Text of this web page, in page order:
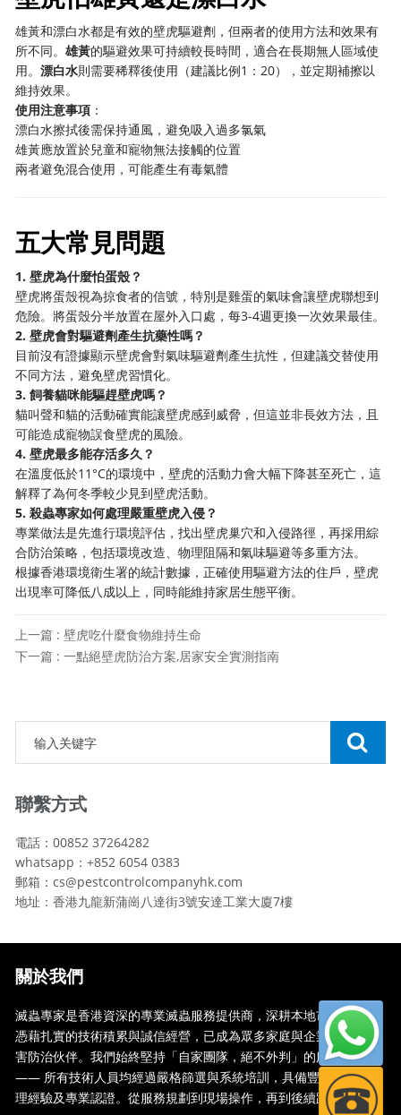
雄黃和漂白水都是有效的壁虎驅避劑，但兩者的使用方法和效果有
所不同。雄黃的驅避效果可持續較長時間，適合在長期無人區域使
用。漂白水則需要稀釋後使用（建議比例1：20），並定期補擦以
維持效果。
使用注意事項 ：
漂白水擦拭後需保持通風，避免吸入過多氯氣
雄黃應放置於兒童和寵物無法接觸的位置
兩者避免混合使用，可能產生有毒氣體
五大常見問題
1. 壁虎為什麼怕蛋殼？
壁虎將蛋殼視為掠食者的信號，特別是雞蛋的氣味會讓壁虎聯想到
危險。將蛋殼分半放置在屋外入口處，每3-4週更換一次效果最佳。
2. 壁虎會對驅避劑產生抗藥性嗎？
目前沒有證據顯示壁虎會對氣味驅避劑產生抗性，但建議交替使用
不同方法，避免壁虎習慣化。
3. 飼養貓咪能驅趕壁虎嗎？
貓叫聲和貓的活動確實能讓壁虎感到威脅，但這並非長效方法，且
可能造成寵物誤食壁虎的風險。
4. 壁虎最多能存活多久？
在溫度低於11°C的環境中，壁虎的活動力會大幅下降甚至死亡，這
解釋了為何冬季較少見到壁虎活動。
5. 殺蟲專家如何處理嚴重壁虎入侵？
專業做法是先進行環境評估，找出壁虎巢穴和入侵路徑，再採用綜
合防治策略，包括環境改造、物理阻隔和氣味驅避等多重方法。
根據香港環境衛生署的統計數據，正確使用驅避方法的住戶，壁虎
出現率可降低八成以上，同時能維持家居生態平衡。
上一篇 : 壁虎吃什麼食物維持生命
下一篇 : 一點絕壁虎防治方案,居家安全實測指南
聯繫方式
電話：00852 37264282
whatsapp：+852 6054 0383
郵箱：cs@pestcontrolcompanyhk.com
地址：香港九龍新蒲崗八達街3號安達工業大廈7樓
關於我們
滅蟲專家是香港資深的專業滅蟲服務提供商，深耕本地市場多年，
憑藉扎實的技術積累與誠信經營，已成為眾多家庭與企業信賴的蟲
害防治伙伴。我們始終堅持「自家團隊，絕不外判」的服務承諾
—— 所有技術人員均經過嚴格篩選與系統培訓，具備豐富的現場處
理經驗及專業認證。從服務規劃到現場操作，再到後續跟蹤，全...